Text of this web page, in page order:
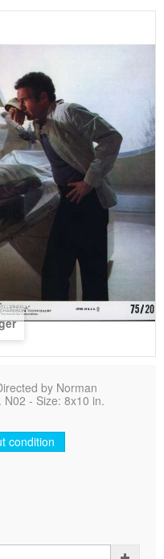
by Norman
- Size: 8x10 in.
condition